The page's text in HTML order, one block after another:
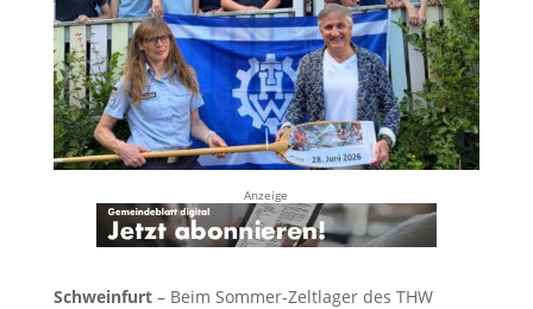
Anzeige
Schweinfurt– Beim Sommer-Zeltlager des THW